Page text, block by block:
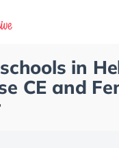
in
CE and